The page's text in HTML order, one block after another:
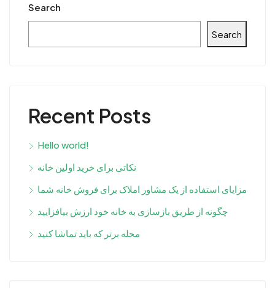
Search
Search
Recent Posts
Hello world!
نکاتی برای خرید اولین خانه
مزایای استفاده از یک مشاور املاک برای فروش خانه شما
چگونه از طریق بازسازی به خانه خود ارزش بیافزایید
محله برتر که باید تماشا کنید